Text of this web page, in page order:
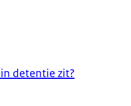
detentie zit?